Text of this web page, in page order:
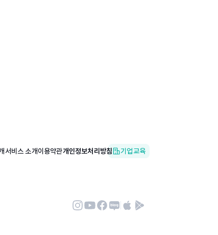
서비스 소개이용약관개인정보처리방침 기업교육